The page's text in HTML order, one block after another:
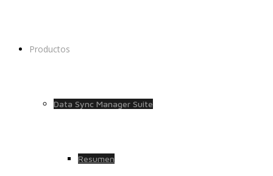
Productos
Data Sync Manager Suite
Resumen